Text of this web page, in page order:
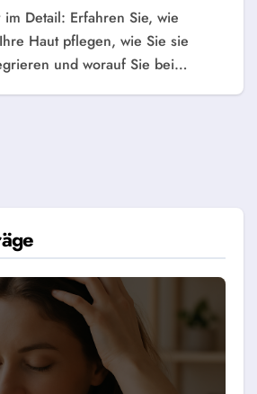
Haut pflegen, wie Sie sie
und worauf Sie bei…